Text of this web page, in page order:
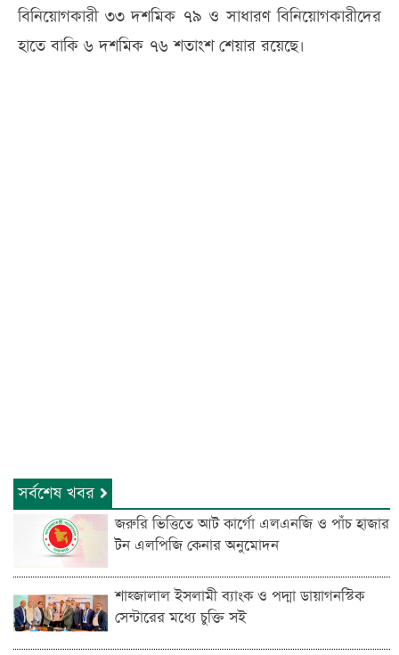
বিনিয়োগকারী ৩৩ দশমিক ৭৯ ও সাধারণ বিনিয়োগকারীদের
হাতে বাকি ৬ দশমিক ৭৬ শতাংশ শেয়ার রয়েছে।
সর্বশেষ খবর
জরুরি ভিত্তিতে আট কার্গো এলএনজি ও পাঁচ হাজার
টন এলপিজি কেনার অনুমোদন
শাহ্জালাল ইসলামী ব্যাংক ও পদ্মা ডায়াগনস্টিক
সেন্টারের মধ্যে চুক্তি সই